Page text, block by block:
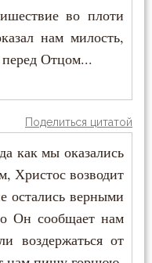
во плоти
нам милость,
Отцом...
Поделиться цитатой
как мы оказались
Христос возводит
остались верными
Он сообщает нам
воздержаться от